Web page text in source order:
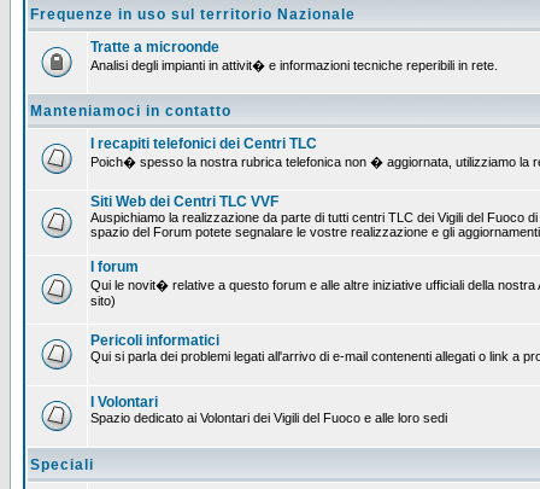
Frequenze in uso sul territorio Nazionale
Tratte a microonde
Analisi degli impianti in attivit� e informazioni tecniche reperibili in rete.
Manteniamoci in contatto
I recapiti telefonici dei Centri TLC
Poich� spesso la nostra rubrica telefonica non � aggiornata, utilizziamo la
Siti Web dei Centri TLC VVF
Auspichiamo la realizzazione da parte di tutti centri TLC dei Vigili del Fuoco
spazio del Forum potete segnalare le vostre realizzazione e gli
I forum
Qui le novit� relative a questo forum e alle altre iniziative ufficiali della
sito)
Pericoli informatici
Qui si parla dei problemi legati all'arrivo di e-mail contenenti allegati o link a
I Volontari
Spazio dedicato ai Volontari dei Vigili del Fuoco e alle loro sedi
Speciali